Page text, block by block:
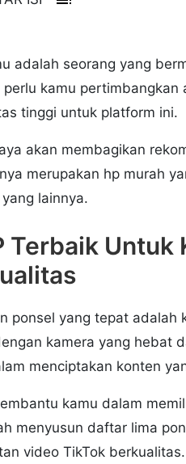
adalah seorang yang
perlu kamu
tinggi untuk platform ini.
akan membagikan
merupakan hp murah
lainnya.
Terbaik
ponsel yang tepat adalah
kamera yang hebat
menciptakan konten
kamu dalam
menyusun daftar lima
video TikTok